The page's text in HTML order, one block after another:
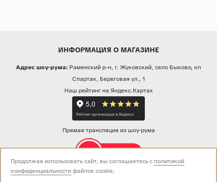
ИНФОРМАЦИЯ О МАГАЗИНЕ
Адрес шоу-рума: Раменский р-н, г. Жуковский, село Быково, кп
Спартак, Береговая ул., 1
Наш рейтинг на Яндекс.Картах
Прямая трансляция из шоу-рума
Звоните нам:
Продолжая использовать сайт, вы соглашаетесь с политикой
конфиденциальностифайлов cookie.